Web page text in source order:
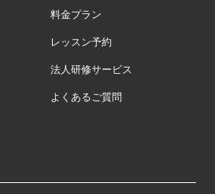
料金プラン
レッスン予約
法人研修サービス
よくあるご質問